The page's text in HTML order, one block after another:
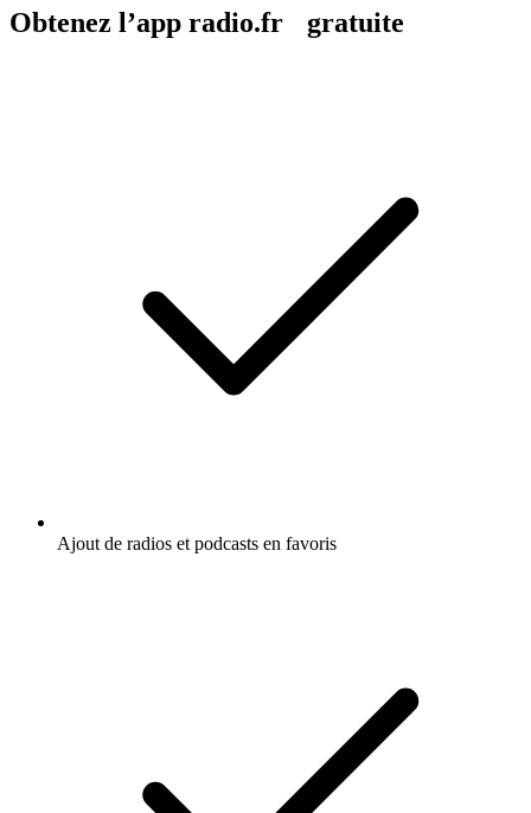
Obtenez l’app radio.fr gratuite
Ajout de radios et podcasts en favoris